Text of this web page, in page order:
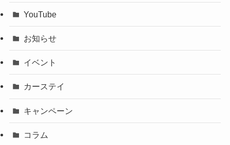
YouTube
お知らせ
イベント
カーステイ
キャンペーン
コラム